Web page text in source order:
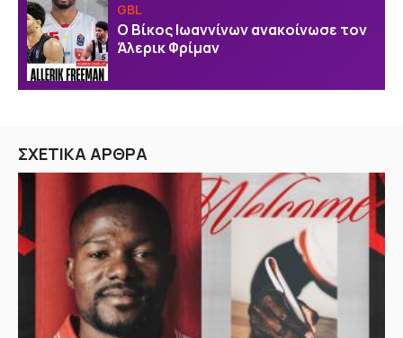
GBL
Ο Βίκος Ιωαννίνων ανακοίνωσε τον
Άλερικ Φρίμαν
ΣΧΕΤΙΚΑ ΑΡΘΡΑ